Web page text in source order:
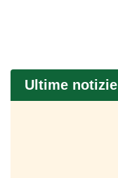
Ultime notizie